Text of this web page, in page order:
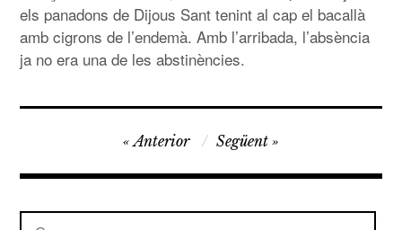
els panadons de Dijous Sant tenint al cap el bacallà
amb cigrons de l’endemà. Amb l’arribada, l’absència
ja no era una de les abstinències.
Navegació
d'entrades
Anterior Següent
Cerca: